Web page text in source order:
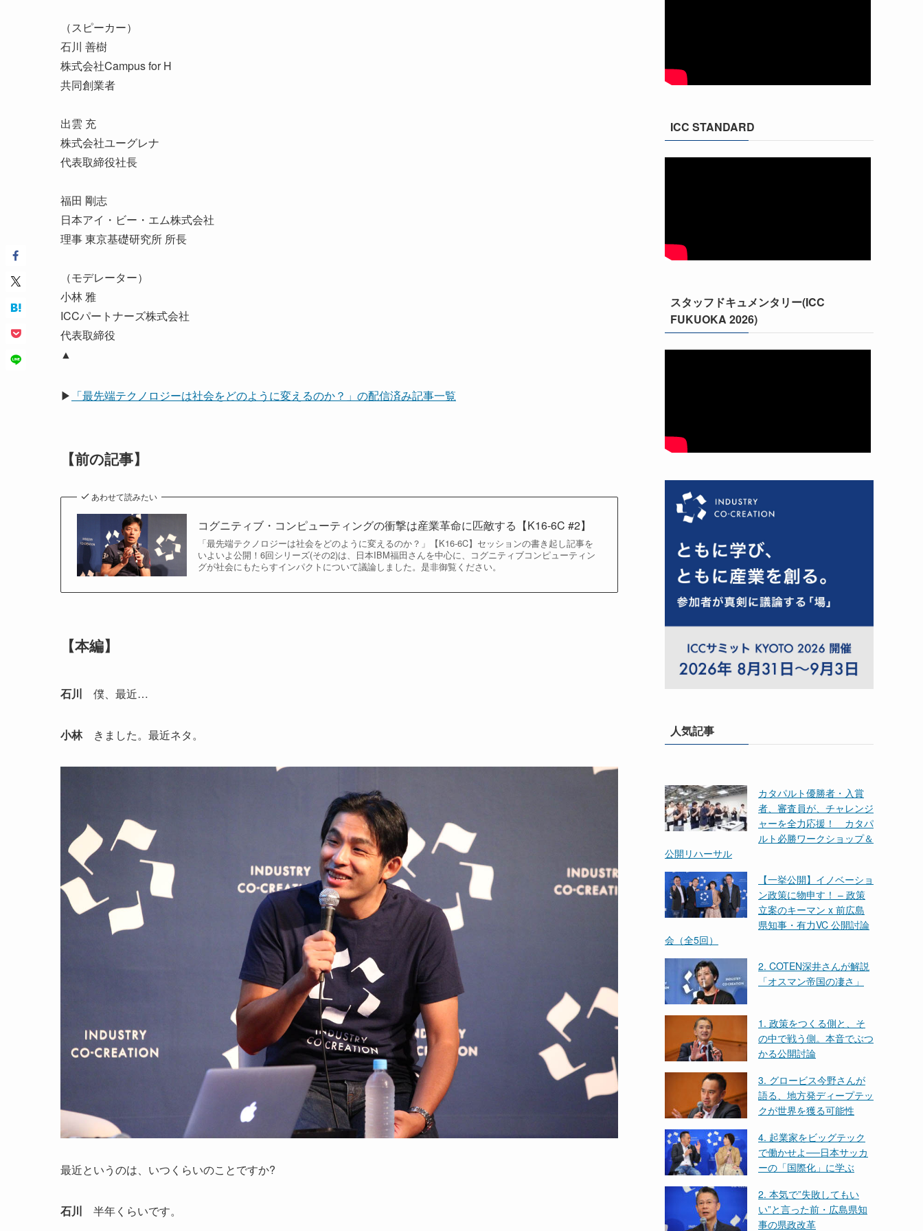
（スピーカー）
石川 善樹
株式会社Campus for H
共同創業者
出雲 充
株式会社ユーグレナ
代表取締役社長
福田 剛志
日本アイ・ビー・エム株式会社
理事 東京基礎研究所 所長
（モデレーター）
小林 雅
ICCパートナーズ株式会社
代表取締役
▲
▶ 「最先端テクノロジーは社会をどのように変えるのか？」の配信済み記事一覧
【前の記事】
あわせて読みたい
コグニティブ・コンピューティングの衝撃は産業革命に匹敵する【K16-6C #2】
「最先端テクノロジーは社会をどのように変えるのか？」【K16-6C】セッションの書き起し記事を
いよいよ公開！6回シリーズ(その2)は、日本IBM福田さんを中心に、コグニティブコンピューティン
グが社会にもたらすインパクトについて議論しました。是非御覧ください。
【本編】
石川 僕、最近…
小林きました。最近ネタ。
最近というのは、いつくらいのことですか?
石川 半年くらいです。
ICC STANDARD
スタッフドキュメンタリー(ICC
FUKUOKA 2026)
人気記事
カタパルト優勝者・入賞
者、審査員が、チャレンジ
ャーを全力応援！ カタパ
ルト必勝ワークショップ＆
公開リハーサル
【一挙公開】イノベーショ
ン政策に物申す！ – 政策
立案のキーマン x 前広島
県知事・有力VC 公開討論
会（全5回）
2. COTEN深井さんが解説
「オスマン帝国の凄さ」
1. 政策をつくる側と、そ
の中で戦う側。本音でぶつ
かる公開討論
3. グロービス今野さんが
語る、地方発ディープテッ
クが世界を獲る可能性
4. 起業家をビッグテック
で働かせよ──日本サッカ
ーの「国際化」に学ぶ
2. 本気で”失敗してもい
い”と言った前・広島県知
事の県政改革